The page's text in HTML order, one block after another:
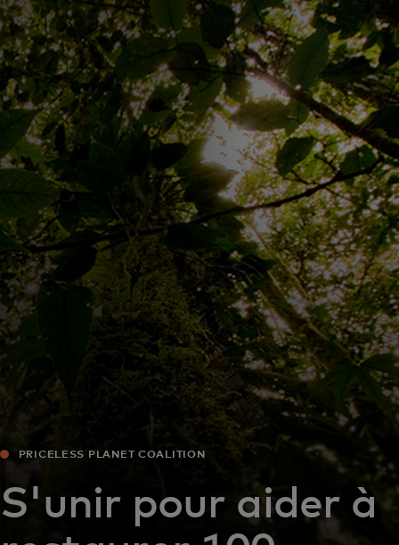
Pour vous
Pour les professionnels
Pour le monde
Pour les innovateurs
Actualités et tendances
PRICELESS PLANET COALITION
S'unir pour aider à